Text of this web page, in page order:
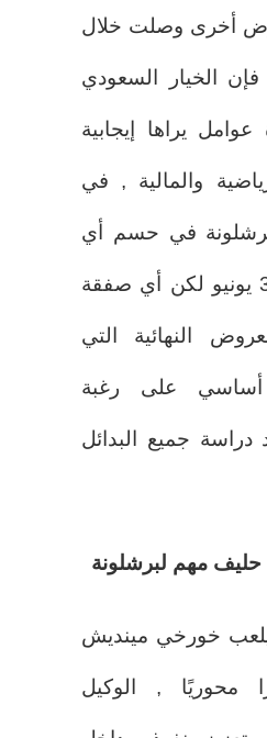
أخرى وصلت خلال
فإن الخيار السعودي
يراها إيجابية
والمالية , في
في حسم أي
عملية بيع قبل 30 يونيو لكن أي صفقة
النهائية التي
على رغبة
دراسة جميع البدائل
مهم لبرشلونة
خورخي مينديش
محوريًا , الوكيل